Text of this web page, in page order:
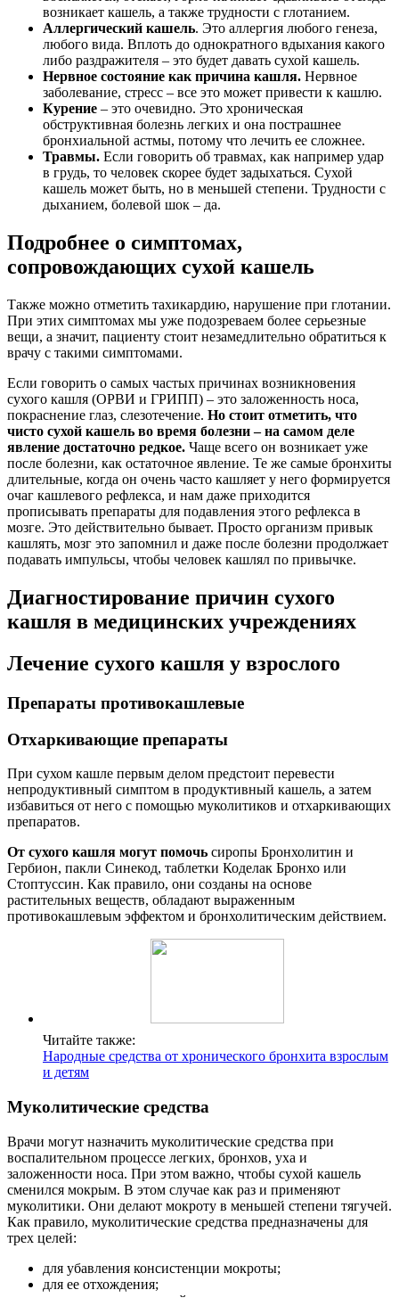
возникает кашель, а также трудности с глотанием.
Аллергический кашель. Это аллергия любого генеза,
любого вида. Вплоть до однократного вдыхания какого
либо раздражителя – это будет давать сухой кашель.
Нервное состояние как причина кашля. Нервное
заболевание, стресс – все это может привести к кашлю.
Курение – это очевидно. Это хроническая
обструктивная болезнь легких и она пострашнее
бронхиальной астмы, потому что лечить ее сложнее.
Травмы. Если говорить об травмах, как например удар
в грудь, то человек скорее будет задыхаться. Сухой
кашель может быть, но в меньшей степени. Трудности с
дыханием, болевой шок – да.
Подробнее о симптомах,
сопровождающих сухой кашель
Также можно отметить тахикардию, нарушение при глотании.
При этих симптомах мы уже подозреваем более серьезные
вещи, а значит, пациенту стоит незамедлительно обратиться к
врачу с такими симптомами.
Если говорить о самых частых причинах возникновения
сухого кашля (ОРВИ и ГРИПП) – это заложенность носа,
покраснение глаз, слезотечение. Но стоит отметить, что
чисто сухой кашель во время болезни – на самом деле
явление достаточно редкое. Чаще всего он возникает уже
после болезни, как остаточное явление. Те же самые бронхиты
длительные, когда он очень часто кашляет у него формируется
очаг кашлевого рефлекса, и нам даже приходится
прописывать препараты для подавления этого рефлекса в
мозге. Это действительно бывает. Просто организм привык
кашлять, мозг это запомнил и даже после болезни продолжает
подавать импульсы, чтобы человек кашлял по привычке.
Диагностирование причин сухого
кашля в медицинских учреждениях
Лечение сухого кашля у взрослого
Препараты противокашлевые
Отхаркивающие препараты
При сухом кашле первым делом предстоит перевести
непродуктивный симптом в продуктивный кашель, а затем
избавиться от него с помощью муколитиков и отхаркивающих
препаратов.
От сухого кашля могут помочь сиропы Бронхолитин и
Гербион, пакли Синекод, таблетки Коделак Бронхо или
Стоптуссин. Как правило, они созданы на основе
растительных веществ, обладают выраженным
противокашлевым эффектом и бронхолитическим действием.
Читайте также:
Народные средства от хронического бронхита взрослым
и детям
Муколитические средства
Врачи могут назначить муколитические средства при
воспалительном процессе легких, бронхов, уха и
заложенности носа. При этом важно, чтобы сухой кашель
сменился мокрым. В этом случае как раз и применяют
муколитики. Они делают мокроту в меньшей степени тягучей.
Как правило, муколитические средства предназначены для
трех целей:
для убавления консистенции мокроты;
для ее отхождения;